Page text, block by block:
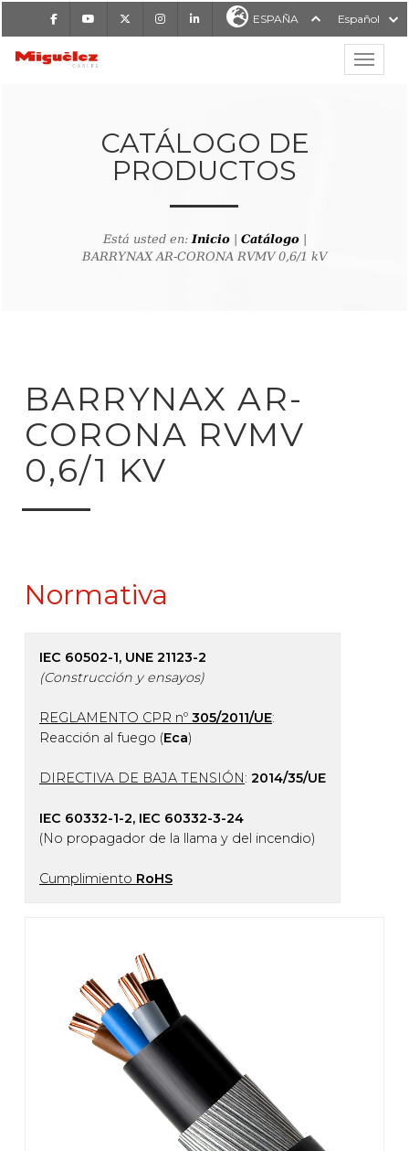
FacebookYoutube InstagramLinkedIn ESPAÑA Español
MIGUÉLEZ CABLES
CATÁLOGO DE
PRODUCTOS
Está usted en:Inicio| Catálogo|
BARRYNAX AR-CORONA RVMV 0,6/1 kV
al buscador de
BARRYNAX AR-
CORONA RVMV
0,6/1 KV
Normativa
IEC 60502-1, UNE 21123-2
(Construcción y ensayos)
REGLAMENTO CPR nº 305/2011/UE:
Reacción al fuego (Eca)
DIRECTIVA DE BAJA TENSIÓN: 2014/35/UE
IEC 60332-1-2, IEC 60332-3-24
(No propagador de la llama y del incendio)
Cumplimiento RoHS